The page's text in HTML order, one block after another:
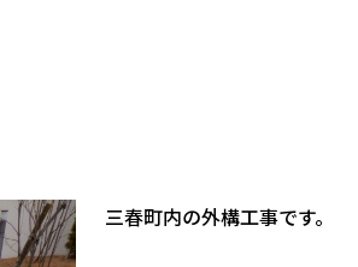
三春町内の外構工事です。